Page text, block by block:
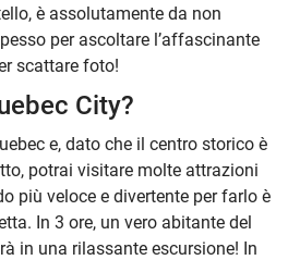
è assolutamente da non
per ascoltare l’affascinante
scattare foto!
City?
e, dato che il centro storico è
potrai visitare molte attrazioni
più veloce e divertente per farlo è
In 3 ore, un vero abitante del
in una rilassante escursione! In